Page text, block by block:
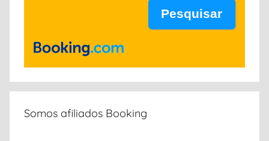
Somos afiliados Booking